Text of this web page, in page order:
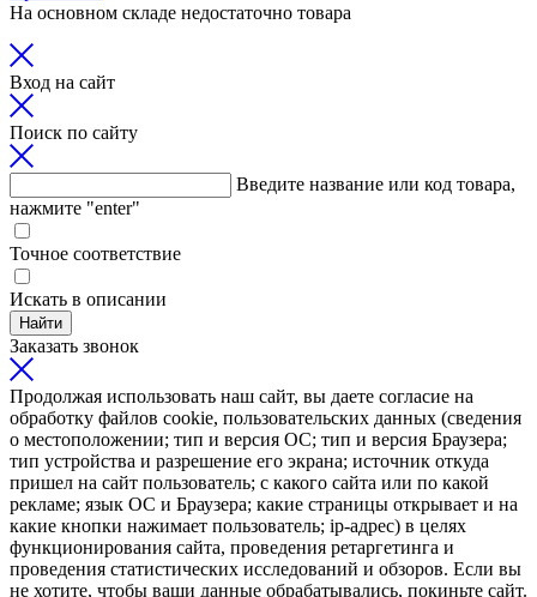
На основном складе недостаточно товара
Вход на сайт
Поиск по сайту
Введите название или код товара,
нажмите "enter"
Точное соответствие
Искать в описании
Найти
Заказать звонок
Продолжая использовать наш сайт, вы даете согласие на
обработку файлов cookie, пользовательских данных (сведения
о местоположении; тип и версия ОС; тип и версия Браузера;
тип устройства и разрешение его экрана; источник откуда
пришел на сайт пользователь; с какого сайта или по какой
рекламе; язык ОС и Браузера; какие страницы открывает и на
какие кнопки нажимает пользователь; ip-адрес) в целях
функционирования сайта, проведения ретаргетинга и
проведения статистических исследований и обзоров. Если вы
не хотите, чтобы ваши данные обрабатывались, покиньте сайт.